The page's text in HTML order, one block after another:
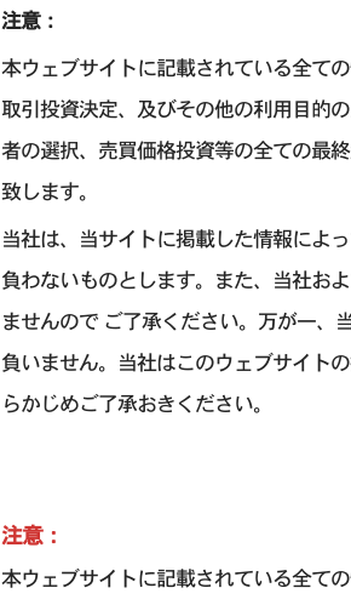
注意：
本ウェブサイトに記載されている全て
取引投資決定、及びその他の利用目的
者の選択、売買価格投資等の全ての最
致します。
当社は、当サイトに掲載した情報によ
負わないものとします。また、当社お
ませんので ご了承ください。万が一、
負いません。当社はこのウェブサイト
らかじめご了承おきください。
注意：
本ウェブサイトに記載されている全て